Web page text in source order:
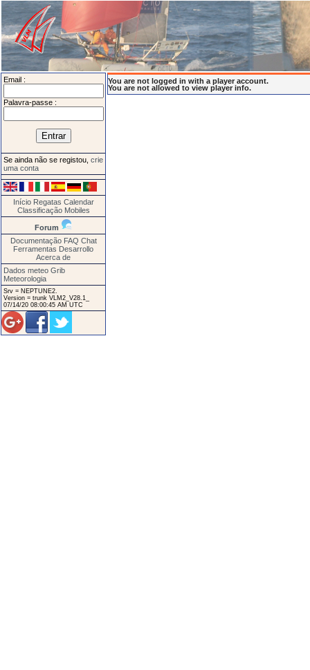
Email :
Palavra-passe :
Se ainda não se registou, crie
uma conta
Início Regatas Calendar
Classificação Mobiles
Forum
Documentação FAQ Chat
Ferramentas Desarrollo
Acerca de
Dados meteo Grib
Meteorologia
Srv = NEPTUNE2.
Version = trunk VLM2_V28.1_
07/14/20 08:00:45 AM UTC
You are not logged in with a player account.
You are not allowed to view player info.